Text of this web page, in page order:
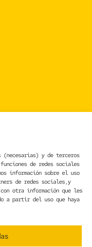
(necesarias) y de terceros
de redes sociales
información sobre el uso
de redes sociales,y
otra información que les
a partir del uso que haya